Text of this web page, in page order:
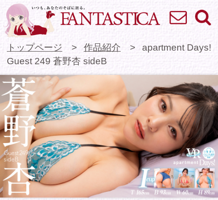
VR専門★アイド
トップページ
Guest 249 蒼野杏 sideB
apartment Days! Guest 249 蒼野杏 sideB
健康的肉感Bodyと愛の詰まったIカップ！蒼野杏
ちゃん出演のapartment Days!第2弾！
遠距離恋愛中のアナタと杏ちゃんは久々に彼女の
家で再会してお家デートを楽しみます！アナタの